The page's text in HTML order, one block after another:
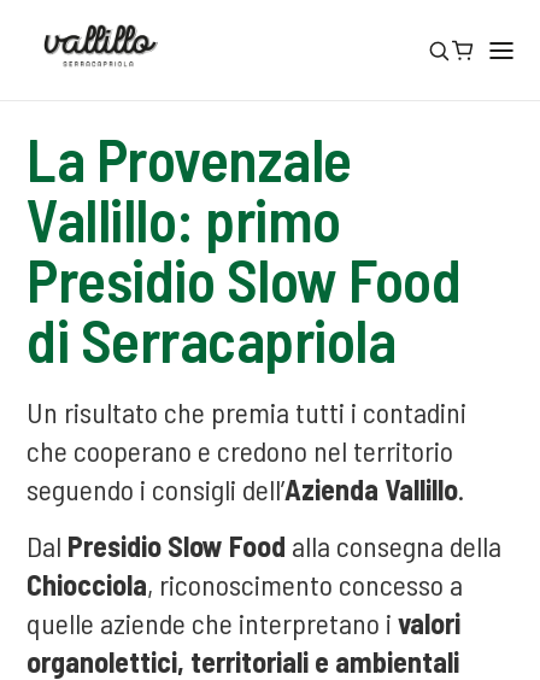
La Provenzale
Vallillo: primo
Presidio Slow Food
di Serracapriola
Un risultato che premia tutti i contadini
che cooperano e credono nel territorio
seguendo i consigli dell’Azienda Vallillo.
Dal Presidio Slow Food alla consegna della
Chiocciola, riconoscimento concesso a
quelle aziende che interpretano ivalori
organolettici, territoriali e ambientali